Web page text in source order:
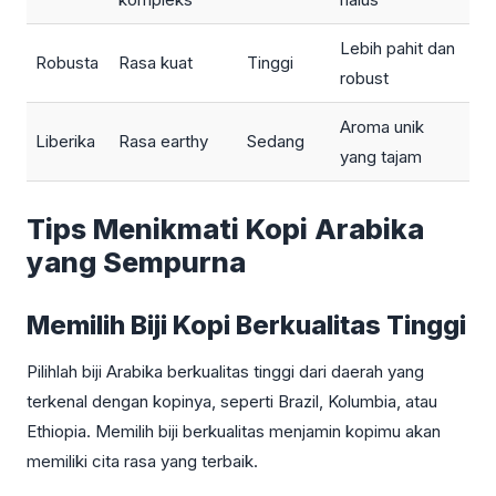
Robusta Rasa kuat Tinggi
Lebih pahit dan
robust
Liberika Rasa earthy Sedang
Aroma unik
yang tajam
Tips Menikmati Kopi Arabika
yang Sempurna
Memilih Biji Kopi Berkualitas Tinggi
Pilihlah biji Arabika berkualitas tinggi dari daerah yang
terkenal dengan kopinya, seperti Brazil, Kolumbia, atau
Ethiopia. Memilih biji berkualitas menjamin kopimu akan
memiliki cita rasa yang terbaik.